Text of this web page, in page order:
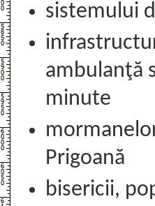
sistemului
ambulanţă
minute
Prigoană
bisericii,